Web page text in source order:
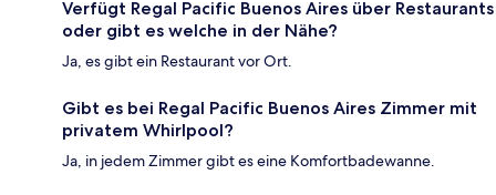
Verfügt Regal Pacific Buenos Aires über Restaurants
oder gibt es welche in der Nähe?
Ja, es gibt ein Restaurant vor Ort.
Gibt es bei Regal Pacific Buenos Aires Zimmer mit
privatem Whirlpool?
Ja, in jedem Zimmer gibt es eine Komfortbadewanne.